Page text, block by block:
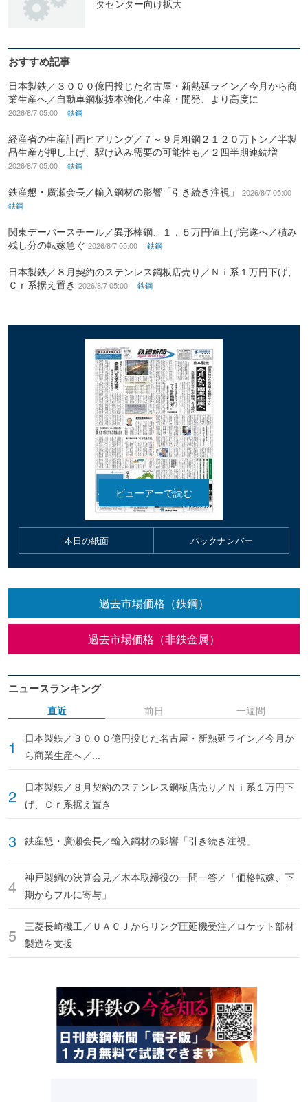
タセンター向け拡大
おすすめ記事
日本製鉄／３０００億円投じた名古屋・新熱延ライン／今月から商
業生産へ／自動車鋼板抜本強化／生産・開発、より高度に
2026/8/7 05:00 鉄鋼
経産省の生産計画ヒアリング／７～９月粗鋼２１２０万トン／半製
品生産が押し上げ、駆け込み需要の可能性も／２四半期連続増
2026/8/7 05:00 鉄鋼
鉄産懇・廣瀬会長／輸入鋼材の影響「引き続き注視」
2026/8/7 05:00
鉄鋼
関東デーバースチール／異形棒鋼、１．５万円値上げ完遂へ／積み
残し分の転嫁急ぐ 2026/8/7 05:00 鉄鋼
日本製鉄／８月契約のステンレス鋼板店売り／Ｎｉ系１万円下げ、
Ｃｒ系据え置き 2026/8/7 05:00 鉄鋼
本日の紙面 バックナンバー
過去市場価格（鉄鋼）
過去市場価格（非鉄金属）
ニュースランキング
直近
日本製鉄／３０００億円投じた名古屋・新熱延ライン／今月か
ら商業生産へ／...
日本製鉄／８月契約のステンレス鋼板店売り／Ｎｉ系１万円下
げ、Ｃｒ系据え置き
鉄産懇・廣瀬会長／輸入鋼材の影響「引き続き注視」
神戸製鋼の決算会見／木本取締役の一問一答／「価格転嫁、下
期からフルに寄与」
三菱長崎機工／ＵＡＣＪからリング圧延機受注／ロケット部材
製造を支援
前日 一週間